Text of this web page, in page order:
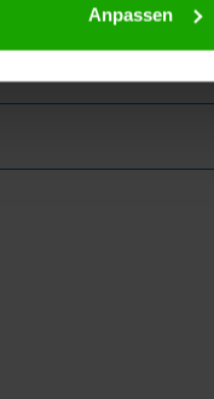
Anpassen